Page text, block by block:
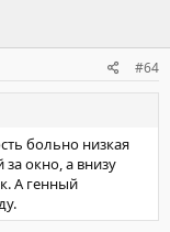
#64
больно низкая
окно, а внизу
А генный